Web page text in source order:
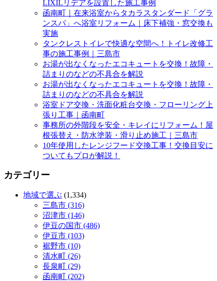
LIXILリデアを設置した施工事例
函南町｜在来浴室からタカラスタンダード「グラ
ンスパ」へ浴室リフォーム｜床下補強・窓交換も
実施
タンクレストイレで快適な空間へ！トイレ改修工
事の施工事例｜三島市
お湯が出なくなったエコキュートを交換！故障・
詰まりのなどの不具合を解説
お湯が出なくなったエコキュートを交換！故障・
詰まりのなどの不具合を解説
浴室ドア交換・洗面化粧台交換・フローリング上
張り工事｜函南町
事務所の外階段を安全・キレイにリフォーム！屋
根張替え・防水塗装・滑り止め施工｜三島市
10年使用したレンジフード交換工事！交換目安に
ついてもプロが解説！
カテゴリー
地域で選ぶ (1,334)
三島市 (316)
沼津市 (146)
伊豆の国市 (486)
伊豆市 (103)
裾野市 (10)
清水町 (26)
長泉町 (29)
函南町 (202)